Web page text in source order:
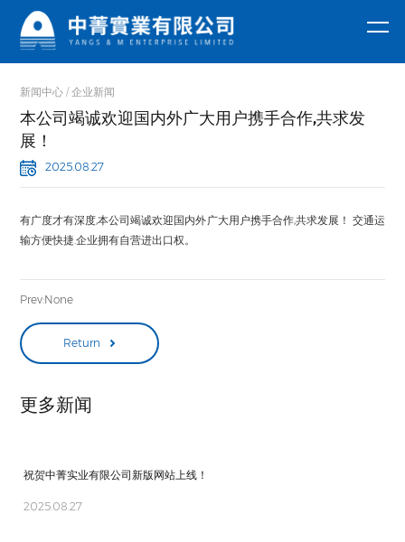
关于
我们
公司主营产品过
碳酸钠、氟化
钠、DMPA、特
殊洗涤等多种化
硬的产品品质和
竞争力的价格优
资讯
中心
第一时间了解中
菁实业有限公司
最新资讯！
产品
中心
公司主营产品过
碳酸钠、氟化
东南亚，日韩，
个国家。
五水偏硅酸钠
萘磺酸钠（萘
系高效减水
Ac发泡剂
DMPA
2-氯烟酸
酰氯
过硼酸钠
乙酰氧基乙酰
氟化钠
新闻中心 /企业新闻
本公司竭诚欢迎国内外广大用户携手合作,共求发
展！
2025.08.27
有广度才有深度,本公司竭诚欢迎国内外广大用户携手合作,共求发展！ 交通运
输方便快捷.企业拥有自营进出口权。
Prev:None
Return
更多新闻
祝贺中菁实业有限公司新版网站上线！
2025.08.27